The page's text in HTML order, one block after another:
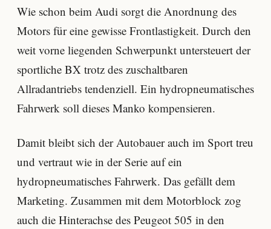
Wie schon beim Audi sorgt die Anordnung des
Motors für eine gewisse Frontlastigkeit. Durch den
weit vorne liegenden Schwerpunkt untersteuert der
sportliche BX trotz des zuschaltbaren
Allradantriebs tendenziell. Ein hydropneumatisches
Fahrwerk soll dieses Manko kompensieren.
Damit bleibt sich der Autobauer auch im Sport treu
und vertraut wie in der Serie auf ein
hydropneumatisches Fahrwerk. Das gefällt dem
Marketing. Zusammen mit dem Motorblock zog
auch die Hinterachse des Peugeot 505 in den